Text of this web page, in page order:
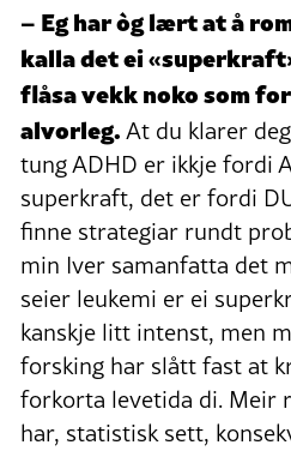
– Eg har òg lært at å
kalla det ei
flåsa vekk noko som
alvorleg.At du klarer
tung ADHD er ikkje fordi
superkraft, det er fordi
finne strategiar rundt
min Iver samanfatta det
seier leukemi er ei
kanskje litt intenst, men
forsking har slått fast at
forkorta levetida di. Meir
har, statistisk sett,